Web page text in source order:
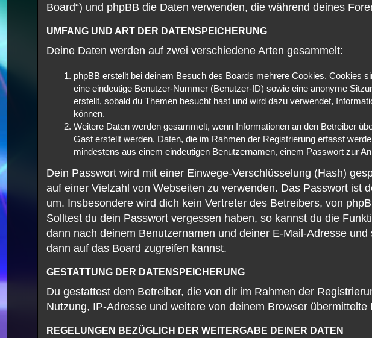
Board“) und phpBB die Daten verwenden, die während deines
UMFANG UND ART DER DATENSPEICHERUNG
Deine Daten werden auf zwei verschiedene Arten gesammelt:
phpBB erstellt bei deinem Besuch des Boards mehrere Cookies. Cookies
eine eindeutige Benutzer-Nummer (Benutzer-ID) sowie eine anonyme
erstellt, sobald du Themen besucht hast und wird dazu verwendet,
können.
Weitere Daten werden gesammelt, wenn Informationen an den Betreiber
Gast erstellt werden, Daten, die im Rahmen der Registrierung erfasst
mindestens aus einem eindeutigen Benutzernamen, einem Passwort zur
Dein Passwort wird mit einer Einwege-Verschlüsselung (Hash)
auf einer Vielzahl von Webseiten zu verwenden. Das Passwort ist
um. Insbesondere wird dich kein Vertreter des Betreibers, von
Solltest du dein Passwort vergessen haben, so kannst du die
dann nach deinem Benutzernamen und deiner E-Mail-Adresse
dann auf das Board zugreifen kannst.
GESTATTUNG DER DATENSPEICHERUNG
Du gestattest dem Betreiber, die von dir im Rahmen der
Nutzung, IP-Adresse und weitere von deinem Browser
REGELUNGEN BEZÜGLICH DER WEITERGABE DEINER DATEN